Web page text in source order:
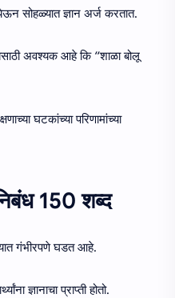
सोहळ्यात ज्ञान अर्ज करतात.
अवश्यक आहे कि “शाळा बोलू
घटकांच्या परिणामांच्या
150 शब्द
गंभीरपणे घडत आहे.
ज्ञानाचा प्राप्ती होतो.